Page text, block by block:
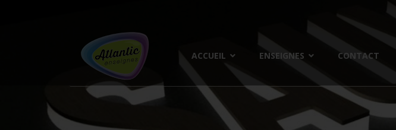
ACCUEIL ENSEIGNES CONTACT